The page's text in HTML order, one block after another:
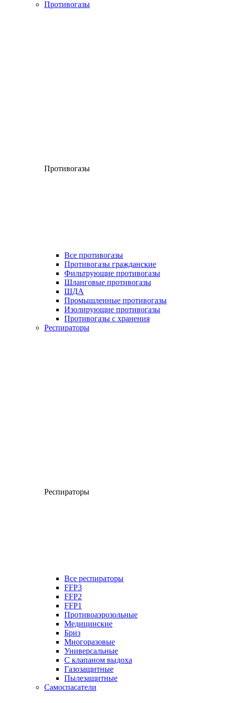
Противогазы
Противогазы
Все противогазы
Противогазы гражданские
Фильтрующие противогазы
Шланговые противогазы
ШДА
Промышленные противогазы
Изолирующие противогазы
Противогазы с хранения
Респираторы
Респираторы
Все респираторы
FFP3
FFP2
FFP1
Противоаэрозольные
Медицинские
Бриз
Многоразовые
Универсальные
С клапаном выдоха
Газозащитные
Пылезащитные
Самоспасатели